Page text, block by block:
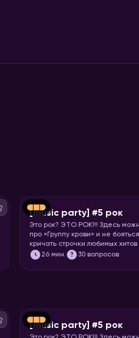
[music party] #5 рок
Это рок? ЭТО РОК!!! Здесь
про «Группу крови» и не
кричать строчки любимых
риффы. Покажите всем «козу» 🤟
26 мин. 30 вопросов
[music party] #5 рок